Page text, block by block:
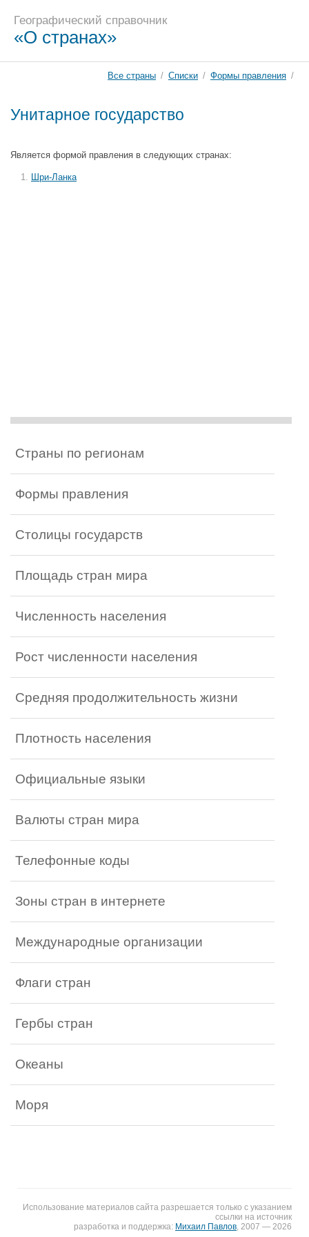
Географический справочник
«О странах»
Все страны / Списки / Формы правления /
Унитарное государство
Является формой правления в следующих странах:
Шри-Ланка
Страны по регионам
Формы правления
Столицы государств
Площадь стран мира
Численность населения
Рост численности населения
Средняя продолжительность жизни
Плотность населения
Официальные языки
Валюты стран мира
Телефонные коды
Зоны стран в интернете
Международные организации
Флаги стран
Гербы стран
Океаны
Моря
Использование материалов сайта разрешается только с указанием
ссылки на источник
разработка и поддержка: Михаил Павлов, 2007 — 2026